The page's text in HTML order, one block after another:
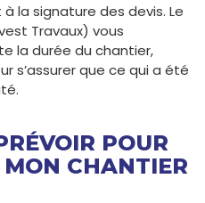
la signature des devis. Le
Travaux) vous
la durée du chantier,
s’assurer que ce qui a été
POUR
CHANTIER